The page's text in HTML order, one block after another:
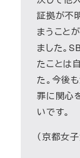
証拠が不
まうこと
ました。
たことは
た。今後
罪に関心
いです。
（京都女